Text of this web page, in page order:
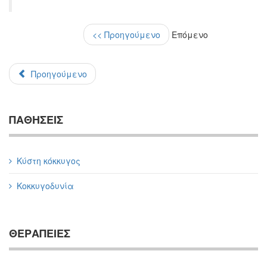
<< Προηγούμενο Επόμενο
Προηγούμενο
ΠΑΘΗΣΕΙΣ
Κύστη κόκκυγος
Κοκκυγοδυνία
ΘΕΡΑΠΕΙΕΣ